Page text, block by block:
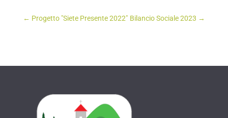
← Progetto "Siete Presente 2022" Bilancio Sociale 2023 →